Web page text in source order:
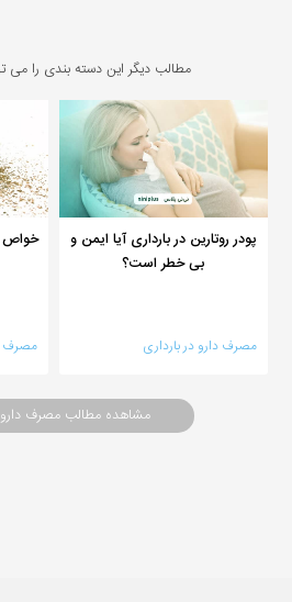
مطالب دیگر این دسته بندی را
پودر روتارین در بارداری آیا ایمن و
بی خطر است؟
مصرف دارو در بارداری
خواص
مصرف
مشاهده مطالب مصرف دارو